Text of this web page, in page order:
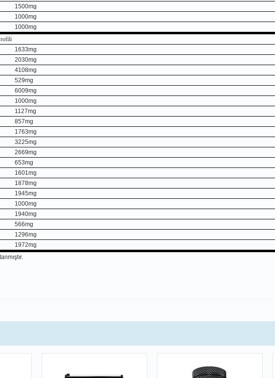
1500mg
1000mg
1000mg
1633mg
2030mg
4108mg
529mg
6009mg
1000mg
1127mg
857mg
1763mg
3225mg
2669mg
653mg
1601mg
1878mg
1945mg
1000mg
1940mg
566mg
1296mg
1972mg